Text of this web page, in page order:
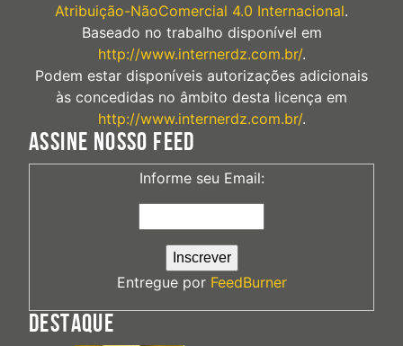
Atribuição-NãoComercial 4.0 Internacional.
Baseado no trabalho disponível em
http://www.internerdz.com.br/.
Podem estar disponíveis autorizações adicionais
às concedidas no âmbito desta licença em
http://www.internerdz.com.br/.
ASSINE NOSSO FEED
Informe seu Email:
Entregue por FeedBurner
DESTAQUE